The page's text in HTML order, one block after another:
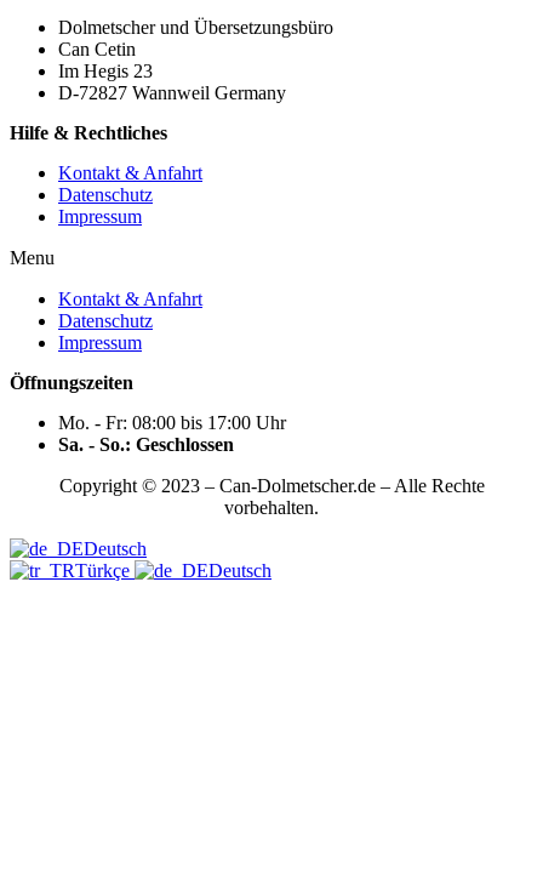
Dolmetscher und Übersetzungsbüro
Can Cetin
Im Hegis 23
D-72827 Wannweil Germany
Hilfe & Rechtliches
Kontakt & Anfahrt
Datenschutz
Impressum
Menu
Kontakt & Anfahrt
Datenschutz
Impressum
Öffnungszeiten
Mo. - Fr: 08:00 bis 17:00 Uhr
Sa. - So.: Geschlossen
Copyright © 2023 – Can-Dolmetscher.de – Alle Rechte
vorbehalten.
Deutsch
Türkçe
Deutsch